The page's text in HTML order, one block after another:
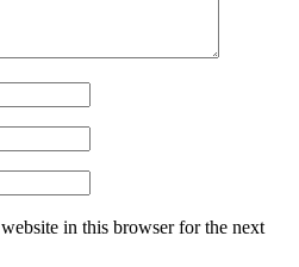
in this browser for the next